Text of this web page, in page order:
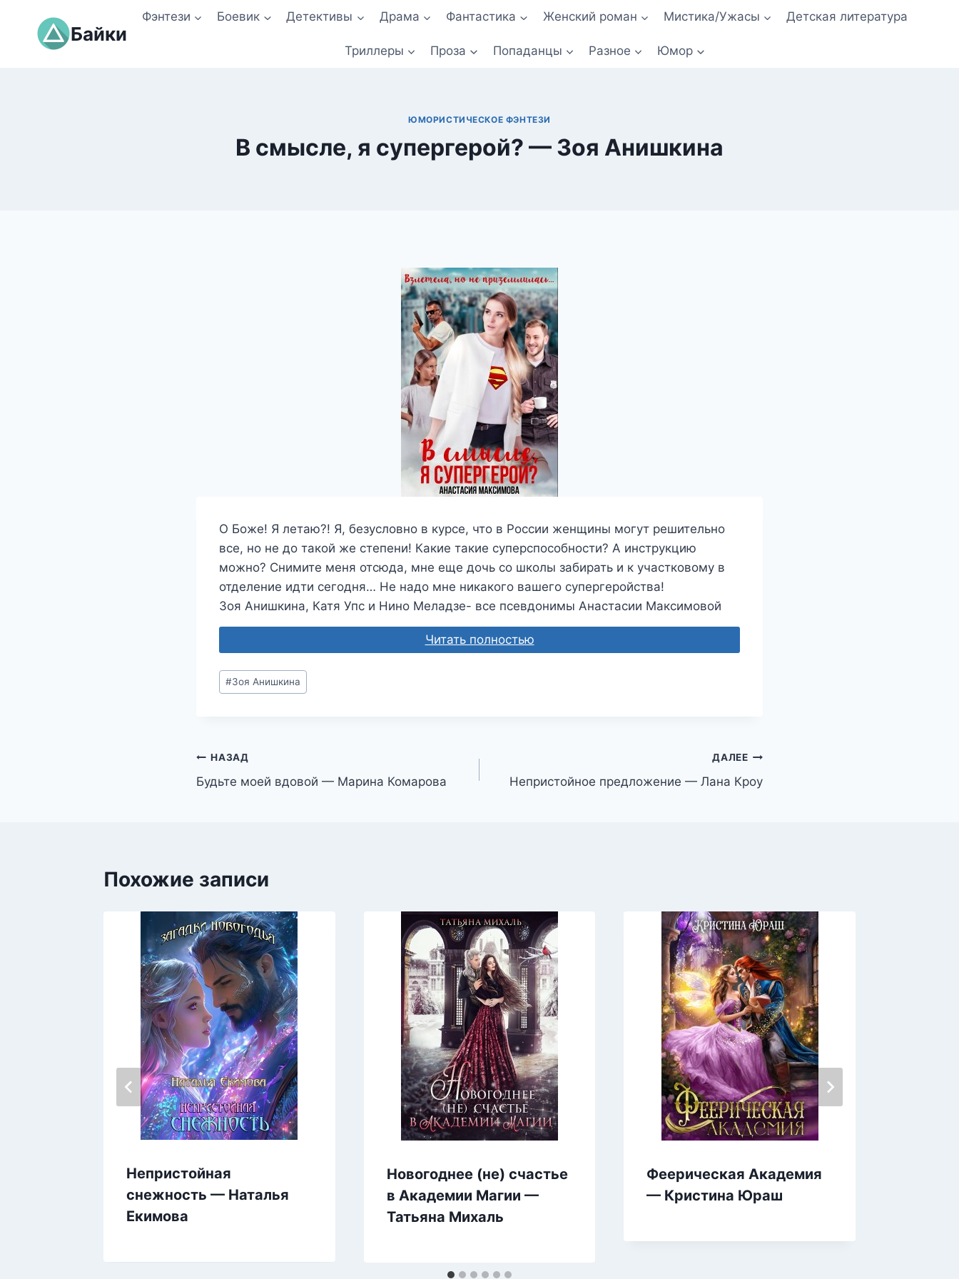
содержимому
Байки
Фэнтези Боевик Детективы Драма Фантастика Женский роман Мистика/Ужасы Детская литература
Триллеры Проза Попаданцы Разное Юмор
ЮМОРИСТИЧЕСКОЕ ФЭНТЕЗИ
В смысле, я супергерой? — Зоя Анишкина
О Боже! Я летаю?! Я, безусловно в курсе, что в России женщины могут решительно
все, но не до такой же степени! Какие такие суперспособности? А инструкцию
можно? Снимите меня отсюда, мне еще дочь со школы забирать и к участковому в
отделение идти сегодня… Не надо мне никакого вашего супергеройства!
Зоя Анишкина, Катя Упс и Нино Меладзе- все псевдонимы Анастасии Максимовой
Читать полностью
Метки
записи:
#Зоя Анишкина
Навигация
по
НАЗАД
Будьте моей вдовой — Марина Комарова
ДАЛЕЕ
Непристойное предложение — Лана Кроу
Похожие записи
Непристойная
снежность — Наталья
Екимова
Новогоднее (не) счастье
в Академии Магии —
Татьяна Михаль
Феерическая Академия
— Кристина Юраш